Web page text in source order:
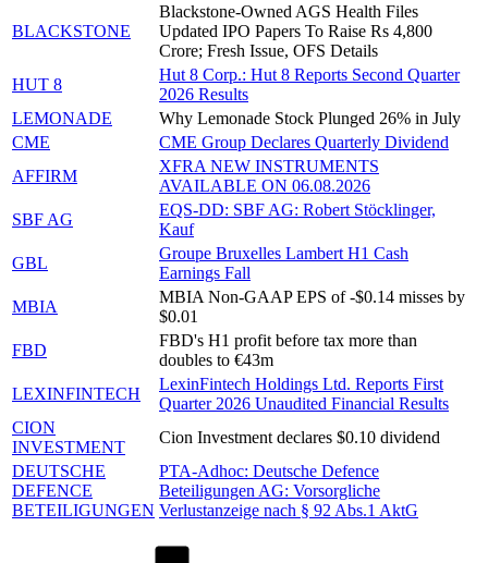
BLACKSTONE
Blackstone-Owned AGS Health Files
Updated IPO Papers To Raise Rs 4,800
Crore; Fresh Issue, OFS Details
HUT 8
Hut 8 Corp.: Hut 8 Reports Second Quarter
2026 Results
LEMONADE
Why Lemonade Stock Plunged 26% in July
CME
CME Group Declares Quarterly Dividend
AFFIRM
XFRA NEW INSTRUMENTS
AVAILABLE ON 06.08.2026
SBF AG
EQS-DD: SBF AG: Robert Stöcklinger,
Kauf
GBL
Groupe Bruxelles Lambert H1 Cash
Earnings Fall
MBIA
MBIA Non-GAAP EPS of -$0.14 misses by
$0.01
FBD
FBD's H1 profit before tax more than
doubles to €43m
LEXINFINTECH
LexinFintech Holdings Ltd. Reports First
Quarter 2026 Unaudited Financial Results
CION
INVESTMENT
Cion Investment declares $0.10 dividend
DEUTSCHE
DEFENCE
BETEILIGUNGEN
PTA-Adhoc: Deutsche Defence
Beteiligungen AG: Vorsorgliche
Verlustanzeige nach § 92 Abs.1 AktG